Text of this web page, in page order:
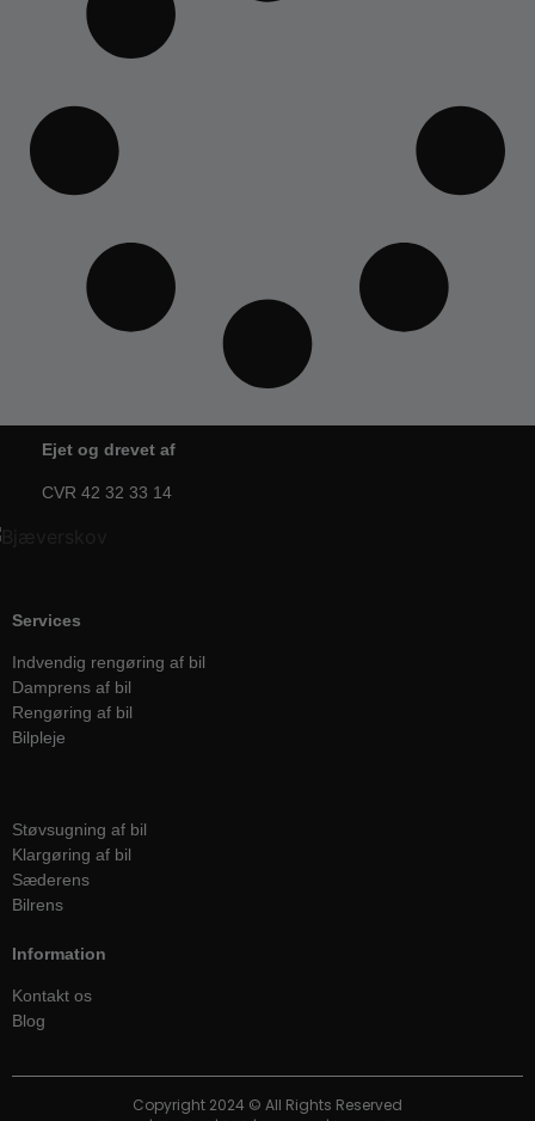
Ejet og drevet af
CVR 42 32 33 14
Services
Indvendig rengøring af bil
Damprens af bil
Rengøring af bil
Bilpleje
Støvsugning af bil
Klargøring af bil
Sæderens
Bilrens
Information
Kontakt os
Blog
Copyright 2024 © All Rights Reserved